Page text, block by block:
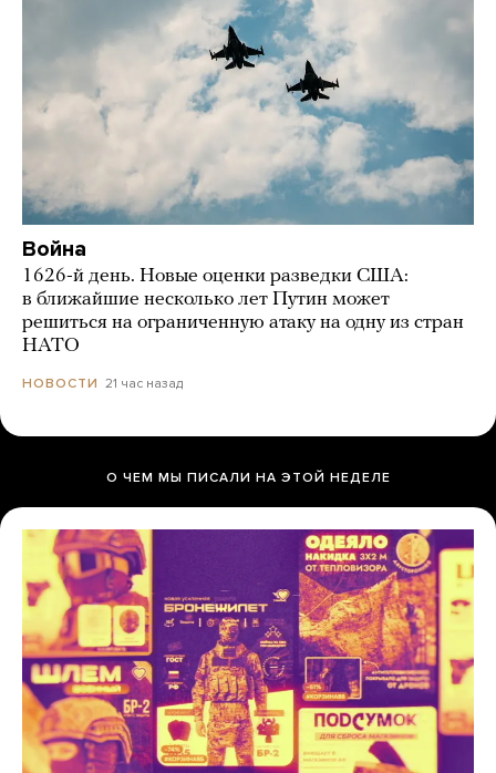
Война
1626-й день. Новые оценки разведки США:
в ближайшие несколько лет Путин может
решиться на ограниченную атаку на одну из стран
НАТО
НОВОСТИ 21 час назад
О ЧЕМ МЫ ПИСАЛИ НА ЭТОЙ НЕДЕЛЕ